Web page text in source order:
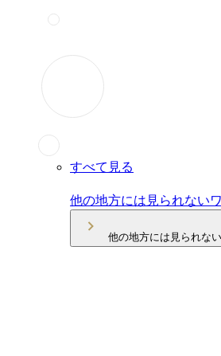
すべて見る
他の地方には見られない
他の地方には見られな